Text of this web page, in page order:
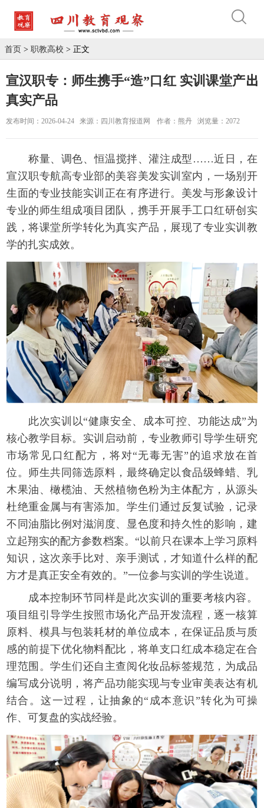
首页 > 职教高校 > 正文
宣汉职专：师生携手“造”口红 实训课堂产出
真实产品
发布时间：2026-04-24 来源：四川教育报道网 作者：熊丹 浏览量：2072
称量、调色、恒温搅拌、灌注成型……近日，在
宣汉职专航高专业部的美容美发实训室内，一场别开
生面的专业技能实训正在有序进行。美发与形象设计
专业的师生组成项目团队，携手开展手工口红研创实
践，将课堂所学转化为真实产品，展现了专业实训教
学的扎实成效。
此次实训以“健康安全、成本可控、功能达成”为
核心教学目标。实训启动前，专业教师引导学生研究
市场常见口红配方，将对“无毒无害”的追求放在首
位。师生共同筛选原料，最终确定以食品级蜂蜡、乳
木果油、橄榄油、天然植物色粉为主体配方，从源头
杜绝重金属与有害添加。学生们通过反复试验，记录
不同油脂比例对滋润度、显色度和持久性的影响，建
立起翔实的配方参数档案。“以前只在课本上学习原料
知识，这次亲手比对、亲手测试，才知道什么样的配
方才是真正安全有效的。”一位参与实训的学生说道。
成本控制环节同样是此次实训的重要考核内容。
项目组引导学生按照市场化产品开发流程，逐一核算
原料、模具与包装耗材的单位成本，在保证品质与质
感的前提下优化物料配比，将单支口红成本稳定在合
理范围。学生们还自主查阅化妆品标签规范，为成品
编写成分说明，将产品功能实现与专业审美表达有机
结合。这一过程，让抽象的“成本意识”转化为可操
作、可复盘的实战经验。